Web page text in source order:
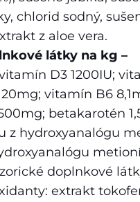
chlorid sodný,
z aloe vera.
látky na kg –
D3 1200IU;
vitamín B6
betakarotén
hydroxyanalógu
doplnkové
extrakt